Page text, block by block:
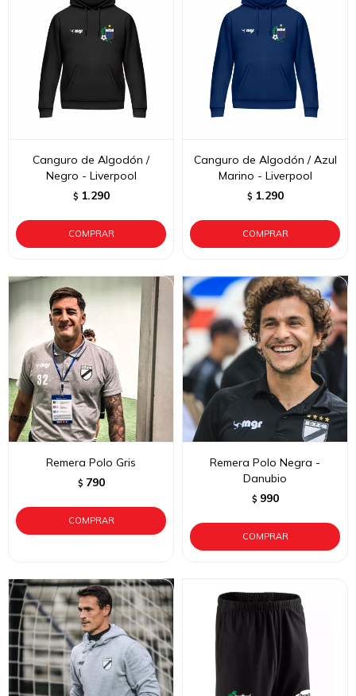
Canguro de Algodón /
Negro - Liverpool
$ 1.290
Canguro de Algodón / Azul
Marino - Liverpool
$ 1.290
Remera Polo Gris
$ 790
Remera Polo Negra -
Danubio
$ 990